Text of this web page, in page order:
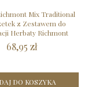
Mix Traditional
z Zestawem do
Herbaty Richmont
68,95 zł
DO KOSZYKA